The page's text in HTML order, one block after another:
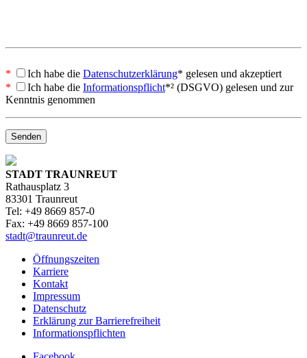
* Ich habe die Datenschutzerklärung* gelesen und akzeptiert
*
Ich habe die Informationspflicht*² (DSGVO) gelesen und zur
Kenntnis genommen
STADT TRAUNREUT
Rathausplatz 3
83301 Traunreut
Tel: +49 8669 857-0
Fax: +49 8669 857-100
stadt@traunreut.de
Öffnungszeiten
Karriere
Kontakt
Impressum
Datenschutz
Erklärung zur Barrierefreiheit
Informationspflichten